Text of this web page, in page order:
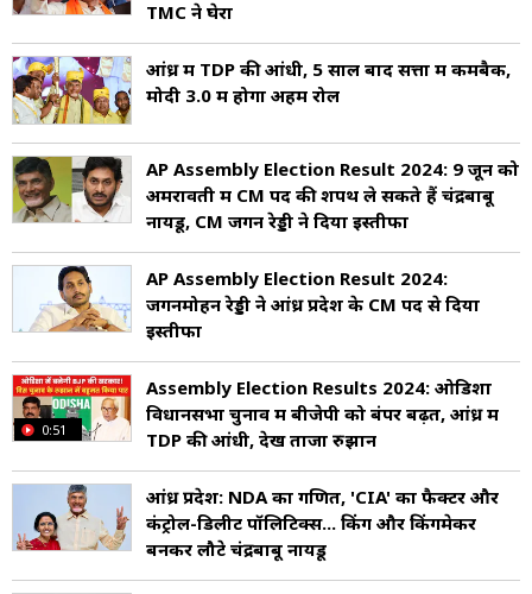
TMC ने घेरा
आंध्र में TDP की आंधी, 5 साल बाद सत्ता में कमबैक,
मोदी 3.0 में होगा अहम रोल
AP Assembly Election Result 2024: 9 जून को
अमरावती में CM पद की शपथ ले सकते हैं चंद्रबाबू
नायडू, CM जगन रेड्डी ने दिया इस्तीफा
AP Assembly Election Result 2024:
जगनमोहन रेड्डी ने आंध्र प्रदेश के CM पद से दिया
इस्तीफा
0:51
Assembly Election Results 2024: ओडिशा
विधानसभा चुनाव में बीजेपी को बंपर बढ़त, आंध्र में
TDP की आंधी, देखें ताजा रुझान
आंध्र प्रदेश: NDA का गणित, 'CIA' का फैक्टर और
कंट्रोल-डिलीट पॉलिटिक्स... किंग और किंगमेकर
बनकर लौटे चंद्रबाबू नायडू